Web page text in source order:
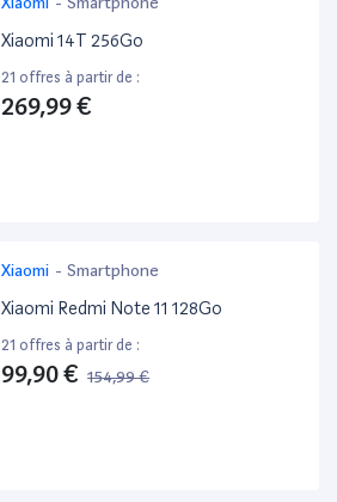
Xiaomi 14T 256Go
21 offres à partir de :
269,99 €
Xiaomi - Smartphone
Xiaomi Redmi Note 11 128Go
21 offres à partir de :
99,90 € 154,99 €